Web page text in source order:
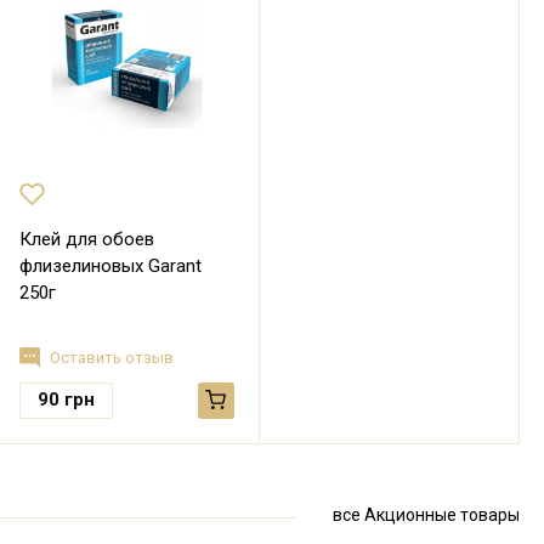
Клей для обоев
флизелиновых Garant
250г
Оставить отзыв
90 грн
все Акционные товары